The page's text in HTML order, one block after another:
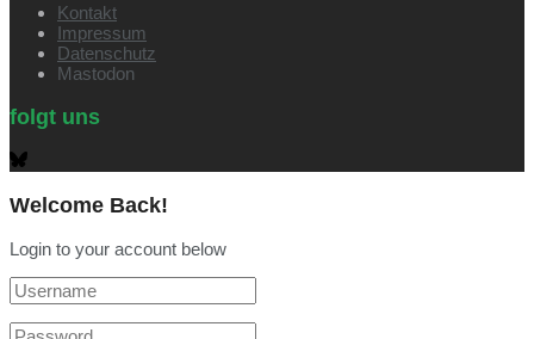
Kontakt
Impressum
Datenschutz
Mastodon
folgt uns
Welcome Back!
Login to your account below